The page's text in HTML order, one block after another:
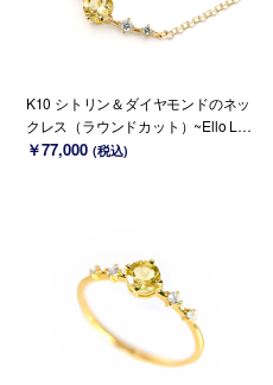
K10 シトリン＆ダイヤモンドのネッ
クレス（ラウンドカット）~Ello Lily
~ 11月誕生石(K18 変更可能)
￥77,000 (税込)